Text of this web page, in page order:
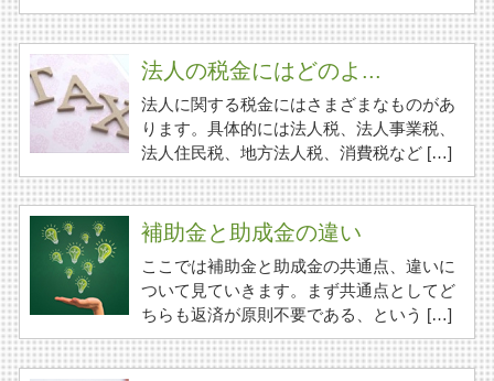
法人の税金にはどのよ...
法人に関する税金にはさまざまなものがあ
ります。具体的には法人税、法人事業税、
法人住民税、地方法人税、消費税など […]
補助金と助成金の違い
ここでは補助金と助成金の共通点、違いに
ついて見ていきます。まず共通点としてど
ちらも返済が原則不要である、という […]